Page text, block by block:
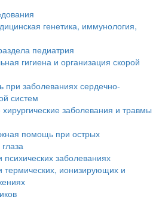
генетика, иммунология,
педиатрия
гигиена и организация скорой
заболеваниях сердечно-
систем
заболевания и травмы
помощь при острых
заболеваниях
ионизирующих и